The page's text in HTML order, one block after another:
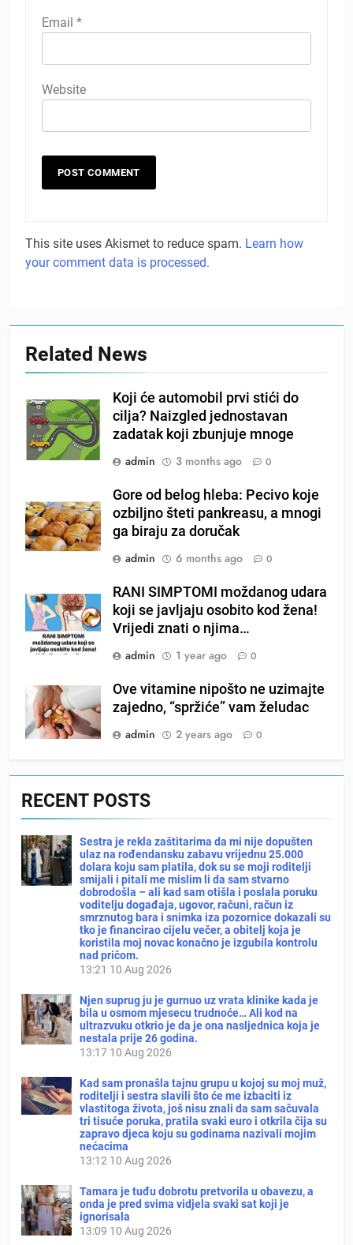
Email *
Website
This site uses Akismet to reduce spam. Learn how
your comment data is processed.
Related News
Koji će automobil prvi stići do
cilja? Naizgled jednostavan
zadatak koji zbunjuje mnoge
admin
3 months ago 0
Gore od belog hleba: Pecivo koje
ozbiljno šteti pankreasu, a mnogi
ga biraju za doručak
admin
6 months ago 0
RANI SIMPTOMI moždanog udara
koji se javljaju osobito kod žena!
Vrijedi znati o njima…
admin
1 year ago 0
Ove vitamine nipošto ne uzimajte
zajedno, “spržiće” vam želudac
admin
2 years ago 0
RECENT POSTS
Sestra je rekla zaštitarima da mi nije dopušten
ulaz na rođendansku zabavu vrijednu 25.000
dolara koju sam platila, dok su se moji roditelji
smijali i pitali me mislim li da sam stvarno
dobrodošla – ali kad sam otišla i poslala poruku
voditelju događaja, ugovor, računi, račun iz
smrznutog bara i snimka iza pozornice dokazali su
tko je financirao cijelu večer, a obitelj koja je
koristila moj novac konačno je izgubila kontrolu
nad pričom.
13:21 10 Aug 2026
Njen suprug ju je gurnuo uz vrata klinike kada je
bila u osmom mjesecu trudnoće… Ali kod na
ultrazvuku otkrio je da je ona nasljednica koja je
nestala prije 26 godina.
13:17 10 Aug 2026
Kad sam pronašla tajnu grupu u kojoj su moj muž,
roditelji i sestra slavili što će me izbaciti iz
vlastitoga života, još nisu znali da sam sačuvala
tri tisuće poruka, pratila svaki euro i otkrila čija su
zapravo djeca koju su godinama nazivali mojim
nećacima
13:12 10 Aug 2026
Tamara je tuđu dobrotu pretvorila u obavezu, a
onda je pred svima vidjela svaki sat koji je
ignorisala
13:09 10 Aug 2026